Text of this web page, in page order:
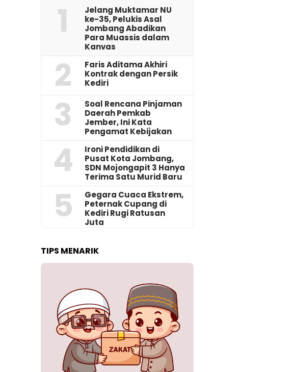
1
Jelang Muktamar NU
ke-35, Pelukis Asal
Jombang Abadikan
Para Muassis dalam
Kanvas
2
Faris Aditama Akhiri
Kontrak dengan Persik
Kediri
3
‎Soal Rencana Pinjaman
Daerah Pemkab
Jember, Ini Kata
Pengamat Kebijakan ‎
4
Ironi Pendidikan di
Pusat Kota Jombang,
SDN Mojongapit 3 Hanya
Terima Satu Murid Baru
5
‎Gegara Cuaca Ekstrem,
Peternak Cupang di
Kediri Rugi Ratusan
Juta
TIPS MENARIK